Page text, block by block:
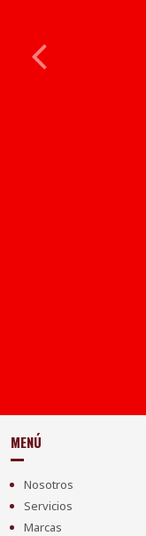
Previous
MENÚ
Nosotros
Servicios
Marcas